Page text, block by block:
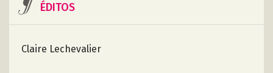
ÉDITOS
Claire Lechevalier